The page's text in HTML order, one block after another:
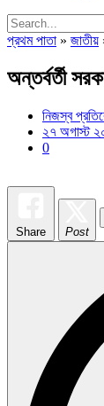
প্রথম পাতা » জাতীয়
অন্তর্বর্তী
নিজস্ব
২৭ অগাস্ট
0
Share Post